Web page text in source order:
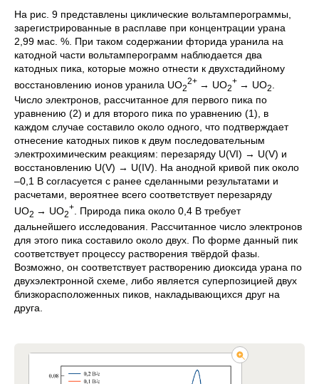
На рис. 9 представлены циклические вольтамперограммы,
зарегистрированные в расплаве при концентрации урана
2,99 мас. %. При таком содержании фторида уранила на
катодной части вольтамперограмм наблюдается два
катодных пика, которые можно отнести к двухстадийному
восстановлению ионов уранила UO2
2+ → UO2
+ → UO2
Число электронов, рассчитанное для первого пика по
уравнению (2) и для второго пика по уравнению (1), в
каждом случае составило около одного, что подтверждает
отнесение катодных пиков к двум последовательным
электрохимическим реакциям: перезаряду U(VI) → U(V) и
восстановлению U(V) → U(IV). На анодной кривой пик около
–0,1 В согласуется с ранее сделанными результатами и
расчетами, вероятнее всего соответствует перезаряду
UO2 → UO2
+
. Природа пика около 0,4 В требует
дальнейшего исследования. Рассчитанное число электронов
для этого пика составило около двух. По форме данный пик
соответствует процессу растворения твёрдой фазы.
Возможно, он соответствует растворению диоксида урана по
двухэлектронной схеме, либо является суперпозицией двух
близкорасположенных пиков, накладывающихся друг на
друга.